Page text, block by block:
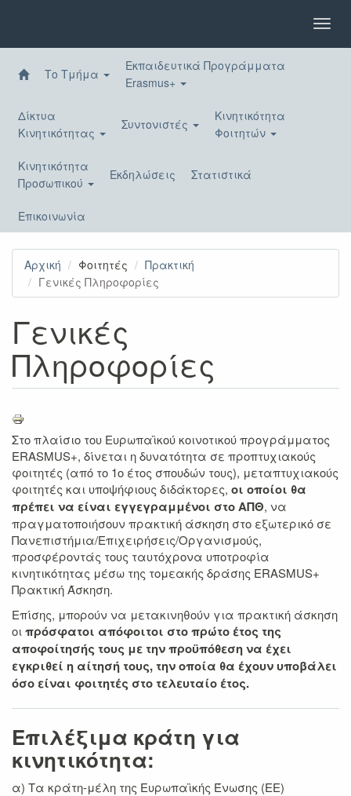
περιεχόμενο
Το Τμήμα
Εκπαιδευτικά Προγράμματα
Erasmus+
Δίκτυα
Κινητικότητας
Συντονιστές
Κινητικότητα
Φοιτητών
Κινητικότητα
Προσωπικού
Εκδηλώσεις Στατιστικά
Επικοινωνία
Αρχική Φοιτητές
Πρακτική
Γενικές Πληροφορίες
Γενικές
Πληροφορίες
Στο πλαίσιο του Ευρωπαϊκού κοινοτικού προγράμματος
ERASMUS+, δίνεται η δυνατότητα σε προπτυχιακούς
φοιτητές (από το 1ο έτος σπουδών τους), μεταπτυχιακούς
φοιτητές και υποψήφιους διδάκτορες, οι οποίοι θα
πρέπει να είναι εγγεγραμμένοι στο ΑΠΘ, να
πραγματοποιήσουν πρακτική άσκηση στο εξωτερικό σε
Πανεπιστήμια/Επιχειρήσεις/Οργανισμούς,
προσφέροντάς τους ταυτόχρονα υποτροφία
κινητικότητας μέσω της τομεακής δράσης ERASMUS+
Πρακτική Άσκηση.
Επίσης, μπορούν να μετακινηθούν για πρακτική άσκηση
οι πρόσφατοι απόφοιτοι στο πρώτο έτος της
αποφοίτησής τους με την προϋπόθεση να έχει
εγκριθεί η αίτησή τους, την οποία θα έχουν υποβάλει
όσο είναι φοιτητές στο τελευταίο έτος.
Επιλέξιμα κράτη για
κινητικότητα:
α) Τα κράτη-μέλη της Ευρωπαϊκής Ένωσης (ΕΕ)